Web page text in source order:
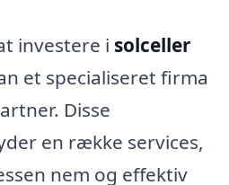
investere i solceller
et specialiseret firma
Disse
en række services,
nem og effektiv